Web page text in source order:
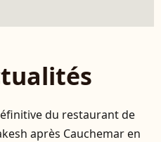
du restaurant de
après Cauchemar en